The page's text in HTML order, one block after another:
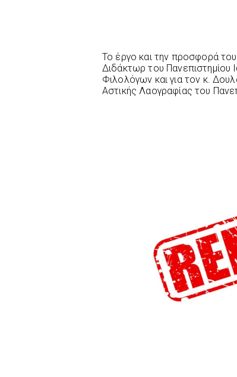
Το έργο και την προσφορά
Διδάκτωρ του Πανεπιστημίου
Φιλολόγων και για τον κ.
Αστικής Λαογραφίας του